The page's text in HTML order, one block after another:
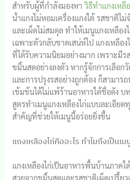
สำหรับผู้ที่กำลังมองหาวิธีทำแกงเหลื
น้ำแกงไม่หอมเครื่องแกงใต้ รสชาติไ
และเผ็ดไม่สมดุล ทำให้เมนูแกงเหลือ
เฉพาะตัวกลับขาดเสน่ห์ไป แกงเหลือ
ที่ได้รับความนิยมอย่างมาก เพราะมีร
ขมิ้นสดอย่างลงตัว หากรู้จักการเลือก
และการปรุงรสอย่างถูกต้อง ก็สามาร
เข้มข้นได้ไม่แพ้ร้านอาหารใต้ชื่อดัง บ
สูตรทำเมนูแกงเหลืองไก่แบบละเอีย
สำคัญที่ช่วยให้เมนูนี้อร่อยยิ่งขึ้น
แกงเหลืองไก่คืออะไร ทำไมถึงเป็นเ
แกงเหลืองไก่เป็นอาหารพื้นบ้านภาคใ
สวยจากขมิ้นสดและรสชาติเผ็ดเปรี้ย